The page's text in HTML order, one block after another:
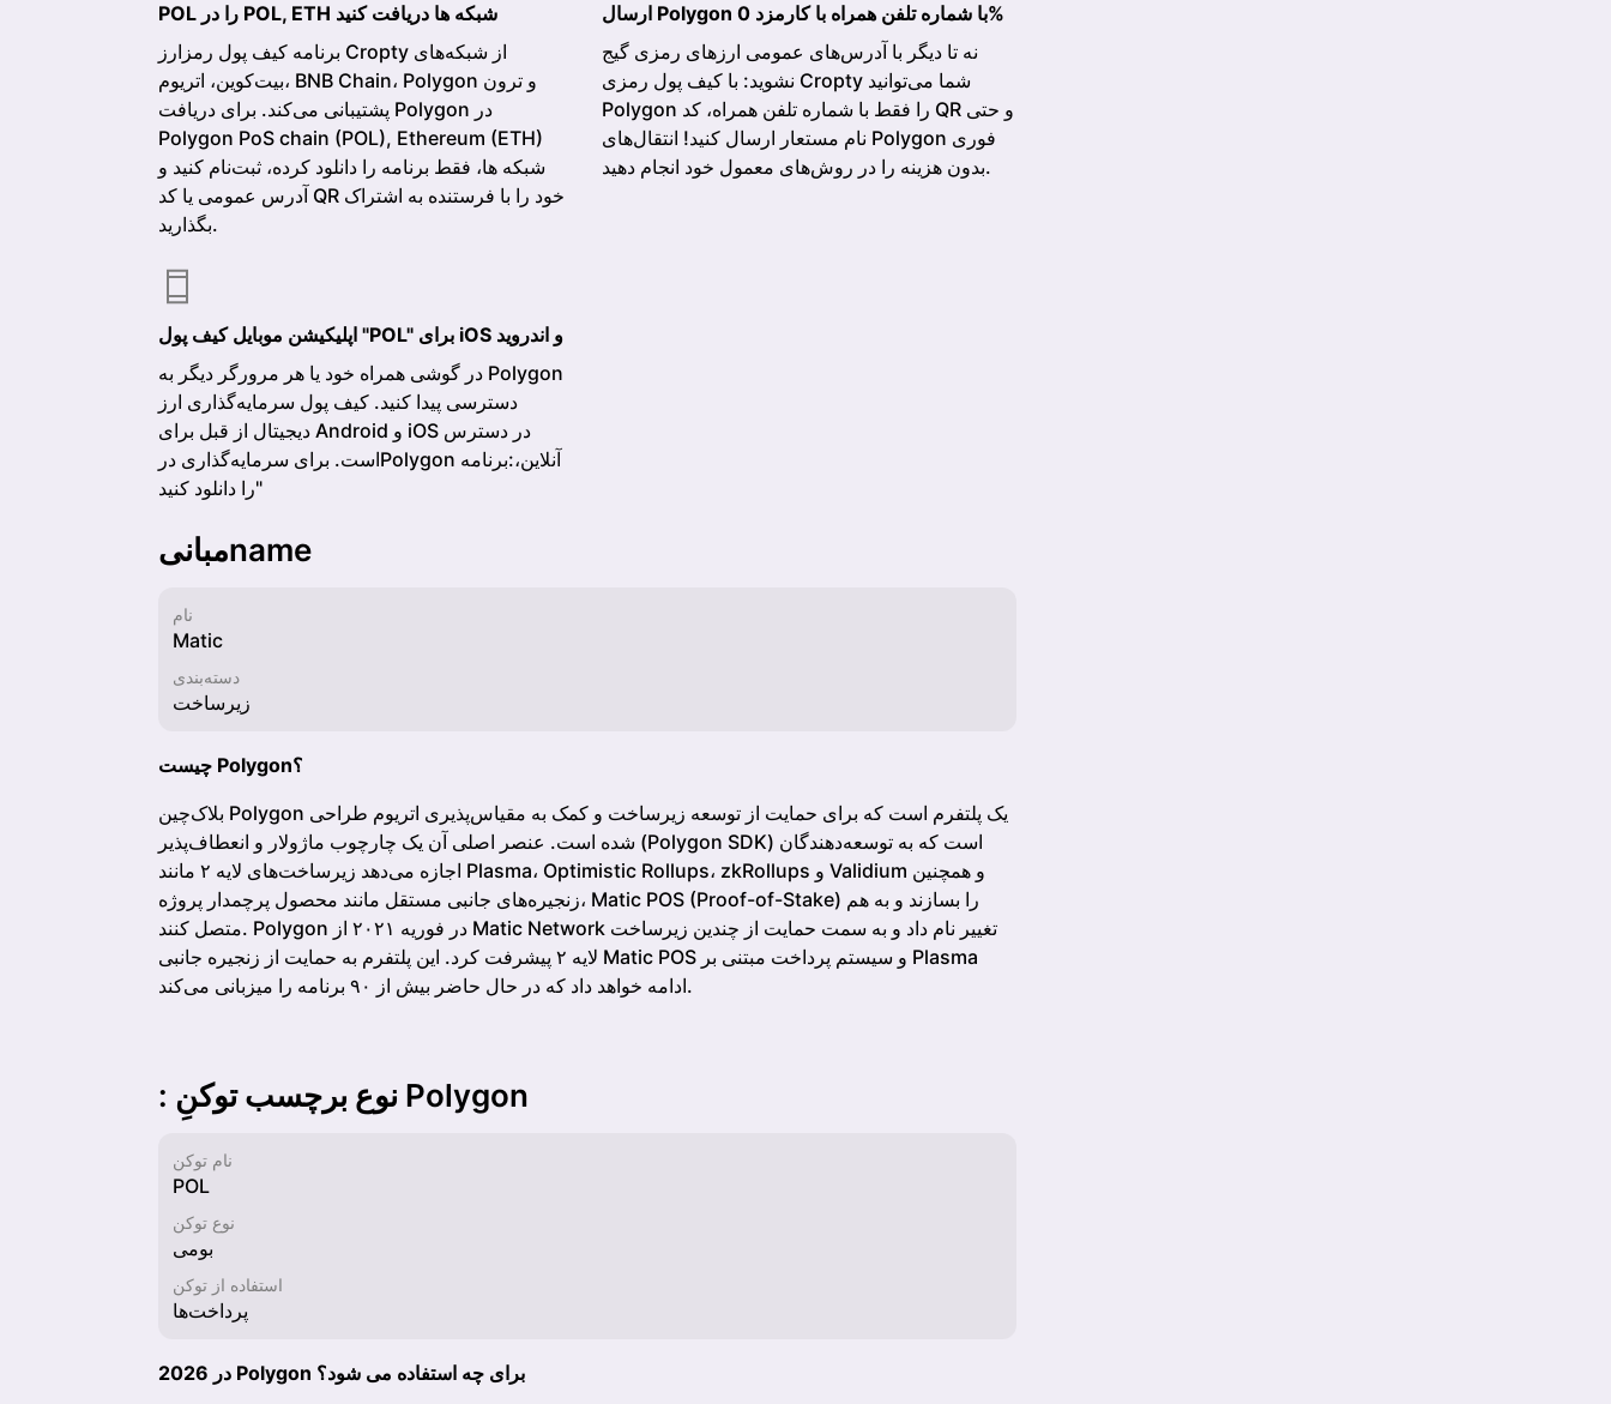
POL را در POL, ETH شبکه ها دریافت کنید
برنامه کیف پول رمزارز Cropty از شبکه‌های
بیت‌کوین، اتریوم، BNB Chain، Polygon و ترون
پشتیبانی می‌کند. برای دریافت Polygon در
Polygon PoS chain (POL), Ethereum (ETH)
شبکه ها، فقط برنامه را دانلود کرده، ثبت‌نام کنید و
آدرس عمومی یا کد QR خود را با فرستنده به اشتراک
بگذارید.
ارسال Polygon با شماره تلفن همراه با کارمزد 0%
نه تا دیگر با آدرس‌های عمومی ارزهای رمزی گیج
نشوید: با کیف پول رمزی Cropty شما می‌توانید
Polygon را فقط با شماره تلفن همراه، کد QR و حتی
نام مستعار ارسال کنید! انتقال‌های Polygon فوری
بدون هزینه را در روش‌های معمول خود انجام دهید.
اپلیکیشن موبایل کیف پول "POL" برای iOS و اندروید
در گوشی همراه خود یا هر مرورگر دیگر به Polygon
دسترسی پیدا کنید. کیف پول سرمایه‌گذاری ارز
دیجیتال از قبل برای Android و iOS در دسترس
است. برای سرمایه‌گذاری درPolygon آنلاین،:برنامه
را دانلود کنید"
مبانی‌name
نام
Matic
دسته‌بندی
زیرساخت
چیست Polygon؟
بلاک‌چین Polygon یک پلتفرم است که برای حمایت از توسعه زیرساخت و کمک به مقیاس‌پذیری اتریوم طراحی
شده است. عنصر اصلی آن یک چارچوب ماژولار و انعطاف‌پذیر (Polygon SDK) است که به توسعه‌دهندگان
اجازه می‌دهد زیرساخت‌های لایه ۲ مانند Plasma، Optimistic Rollups، zkRollups و Validium و همچنین
زنجیره‌های جانبی مستقل مانند محصول پرچمدار پروژه، Matic POS (Proof-of-Stake) را بسازند و به هم
متصل کنند. Polygon در فوریه ۲۰۲۱ از Matic Network تغییر نام داد و به سمت حمایت از چندین زیرساخت
لایه ۲ پیشرفت کرد. این پلتفرم به حمایت از زنجیره جانبی Matic POS و سیستم پرداخت مبتنی بر Plasma
ادامه خواهد داد که در حال حاضر بیش از ۹۰ برنامه را میزبانی می‌کند.
: نوع برچسب توکنِ Polygon
نام توکن
POL
نوع توکن
بومی
استفاده از توکن
پرداخت‌ها
در 2026 Polygon برای چه استفاده می شود؟